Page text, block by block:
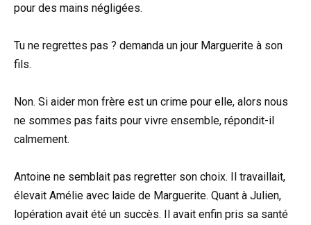
pour des mains négligées.
Tu ne regrettes pas ? demanda un jour Marguerite à son
fils.
Non. Si aider mon frère est un crime pour elle, alors nous
ne sommes pas faits pour vivre ensemble, répondit-il
calmement.
Antoine ne semblait pas regretter son choix. Il travaillait,
élevait Amélie avec laide de Marguerite. Quant à Julien,
lopération avait été un succès. Il avait enfin pris sa santé